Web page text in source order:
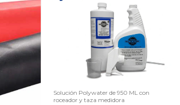
Solución Polywater de 950 ML con
roceador y taza medidora